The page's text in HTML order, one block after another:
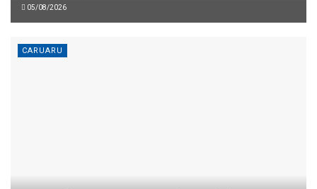
05/08/2026
CARUARU